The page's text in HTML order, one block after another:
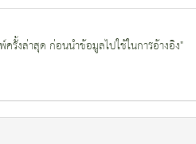
งล่าสุด ก่อนนำข้อมูลไปใช้ในการอ้างอิง"